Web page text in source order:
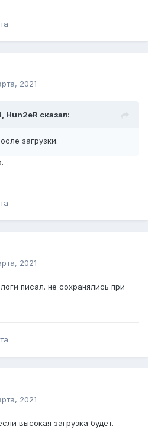
2021
Hun2eR сказал:
загрузки.
2021
писал. не сохранялись при
2021
высокая загрузка будет.